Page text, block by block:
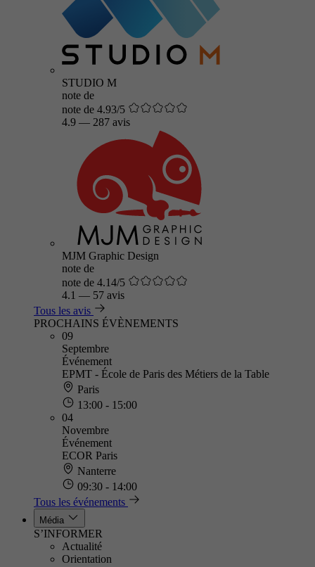
STUDIO M
note de
note de 4.93/5
4.9 — 287 avis
MJM Graphic Design
note de
note de 4.14/5
4.1 — 57 avis
Tous les avis
PROCHAINS ÉVÈNEMENTS
09
Septembre
Événement
EPMT - École de Paris des Métiers de la Table
Paris
13:00 - 15:00
04
Novembre
Événement
ECOR Paris
Nanterre
09:30 - 14:00
Tous les événements
Média
S’INFORMER
Actualité
Orientation